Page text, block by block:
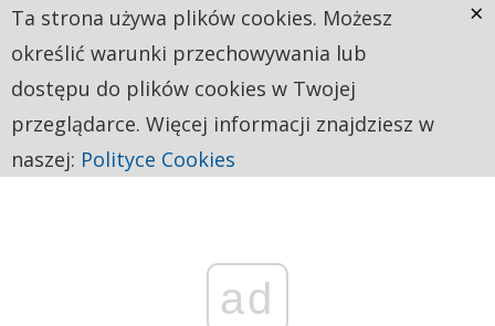
ad
Ta strona używa plików cookies. Możesz
określić warunki przechowywania lub
dostępu do plików cookies w Twojej
przeglądarce. Więcej informacji znajdziesz w
naszej: Polityce Cookies
×